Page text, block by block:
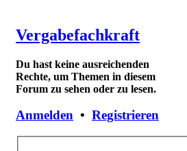
Vergabefachkraft
Du hast keine ausreichenden
Rechte, um Themen in diesem
Forum zu sehen oder zu lesen.
Anmelden • Registrieren